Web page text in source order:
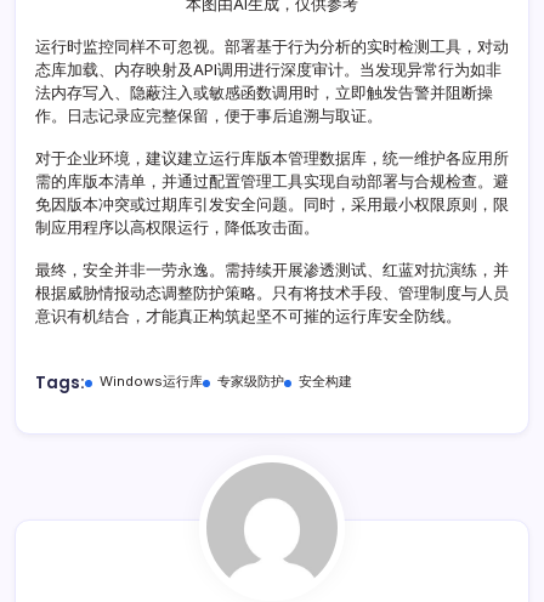
本图由AI生成，仅供参考
运行时监控同样不可忽视。部署基于行为分析的实时检测工具，对动
态库加载、内存映射及API调用进行深度审计。当发现异常行为如非
法内存写入、隐蔽注入或敏感函数调用时，立即触发告警并阻断操
作。日志记录应完整保留，便于事后追溯与取证。
对于企业环境，建议建立运行库版本管理数据库，统一维护各应用所
需的库版本清单，并通过配置管理工具实现自动部署与合规检查。避
免因版本冲突或过期库引发安全问题。同时，采用最小权限原则，限
制应用程序以高权限运行，降低攻击面。
最终，安全并非一劳永逸。需持续开展渗透测试、红蓝对抗演练，并
根据威胁情报动态调整防护策略。只有将技术手段、管理制度与人员
意识有机结合，才能真正构筑起坚不可摧的运行库安全防线。
Tags: Windows运行库 专家级防护 安全构建